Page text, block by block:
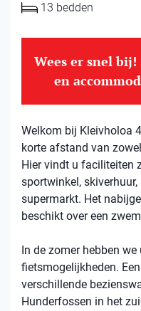
13 bedden
Wees er snel
en
Welkom bij Kleivholoa
korte afstand van
Hier vindt u faciliteiten
sportwinkel,
supermarkt. Het
beschikt over een
In de zomer hebben
fietsmogelijkheden.
verschillende
Hunderfossen in het